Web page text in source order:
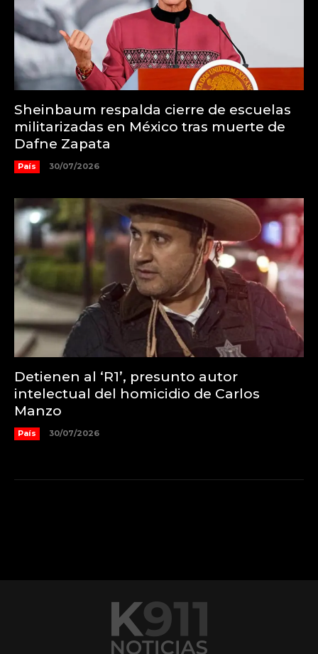
Sheinbaum respalda cierre de escuelas
militarizadas en México tras muerte de
Dafne Zapata
País 30/07/2026
Detienen al ‘R1’, presunto autor
intelectual del homicidio de Carlos
Manzo
País 30/07/2026